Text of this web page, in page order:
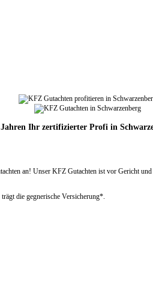
Ihr zertifizierter Profi in
an! Unser KFZ Gutachten ist vor Gericht
die gegnerische Versicherung*.